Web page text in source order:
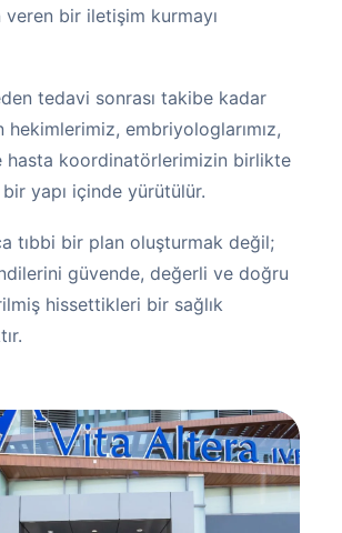
veren bir iletişim kurmayı
tedavi sonrası takibe kadar
embriyologlarımız,
hasta koordinatörlerimizin birlikte
bir yapı içinde yürütülür.
tıbbi bir plan oluşturmak değil;
güvende, değerli ve doğru
hissettikleri bir sağlık